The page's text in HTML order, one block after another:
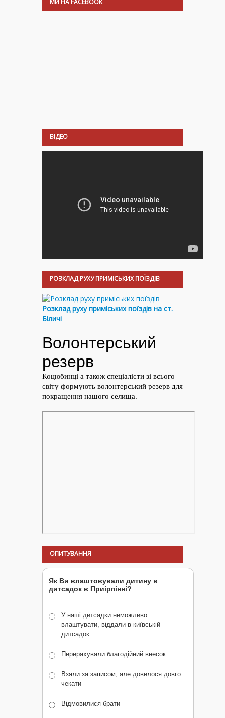
МИ НА FACEBOOK
ВІДЕО
РОЗКЛАД РУХУ ПРИМІСЬКИХ ПОЇЗДІВ
Розклад руху приміських поїздів на ст.
Біличі
ОПИТУВАННЯ
Як Ви влаштовували дитину в
дитсадок в Приірпінні?
У наші дитсадки неможливо
влаштувати, віддали в київській
дитсадок
Перерахували благодійний внесок
Взяли за записом, але довелося довго
чекати
Відмовилися брати